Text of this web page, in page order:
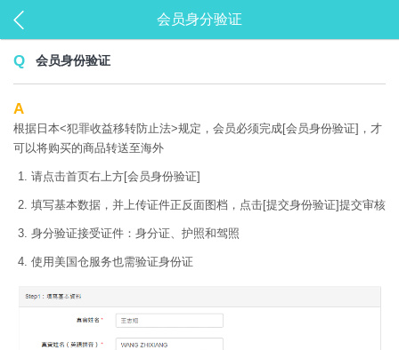
会员身分验证
会员身份验证
根据日本<犯罪收益移转防止法>规定，会员必须完成[会员身份验证]，才
可以将购买的商品转送至海外
请点击首页右上方[会员身份验证]
填写基本数据，并上传证件正反面图档，点击[提交身份验证]提交审核
身分验证接受证件：身分证、护照和驾照
使用美国仓服务也需验证身份证